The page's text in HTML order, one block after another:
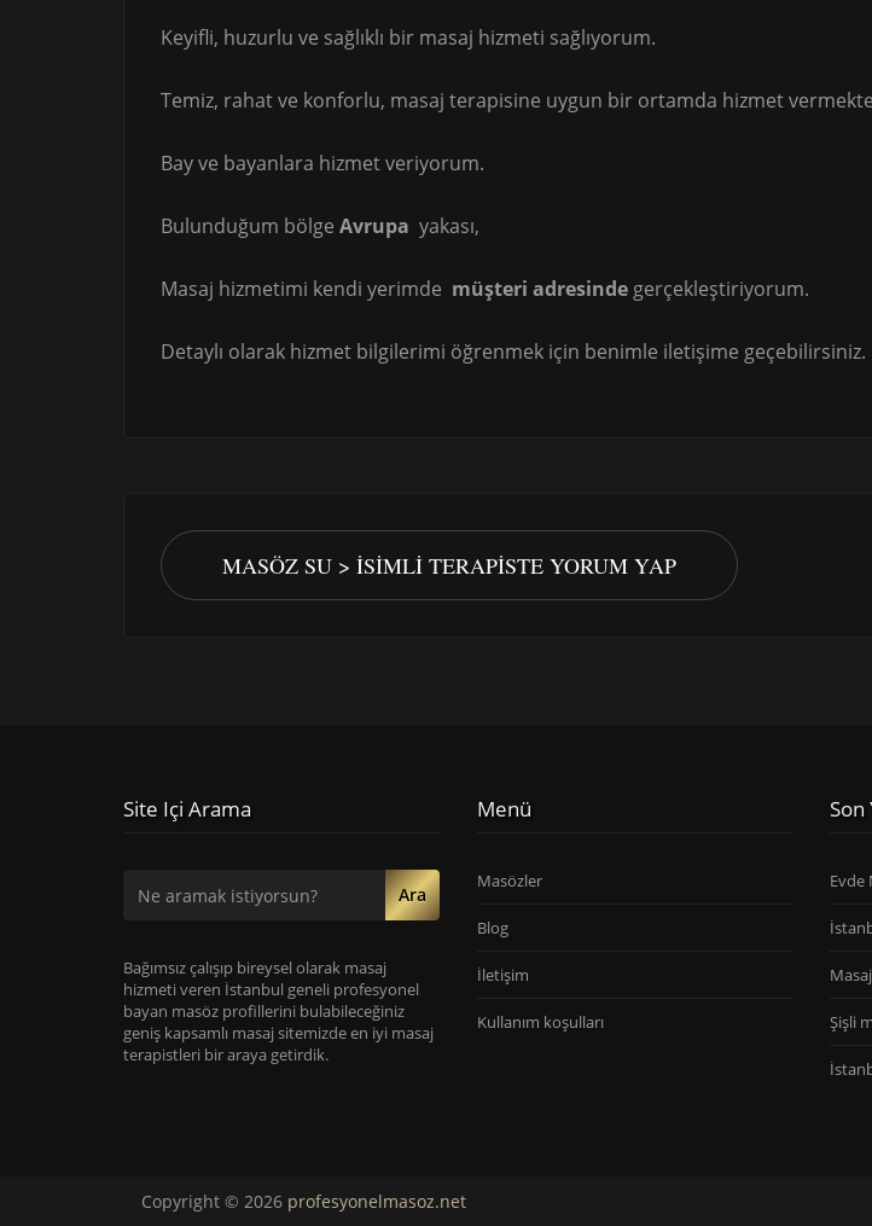
Keyifli, huzurlu ve sağlıklı bir masaj hizmeti sağlıyorum.
Temiz, rahat ve konforlu, masaj terapisine uygun bir ortamda hizmet
Bay ve bayanlara hizmet veriyorum.
Bulunduğum bölge Avrupa yakası,
Masaj hizmetimi kendi yerimde müşteri adresinde gerçekleştiriyorum.
Detaylı olarak hizmet bilgilerimi öğrenmek için benimle iletişime geçebilirsiniz.
MASÖZ SU > İSIMLI TERAPISTE YORUM YAP
Site Içi Arama
Ara
Bağımsız çalışıp bireysel olarak masaj
hizmeti veren İstanbul geneli profesyonel
bayan masöz profillerini bulabileceğiniz
geniş kapsamlı masaj sitemizde en iyi masaj
terapistleri bir araya getirdik.
Menü
Masözler
Blog
İletişim
Kullanım koşulları
Son
Evde
Şişli
Copyright © 2026 profesyonelmasoz.net